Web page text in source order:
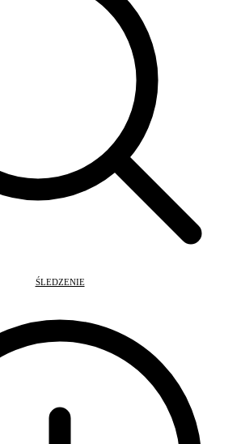
ŚLEDZENIE